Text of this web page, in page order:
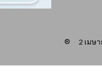
2 เมษ